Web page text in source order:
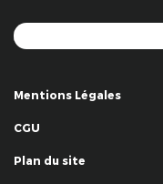
Mentions Légales
CGU
Plan du site